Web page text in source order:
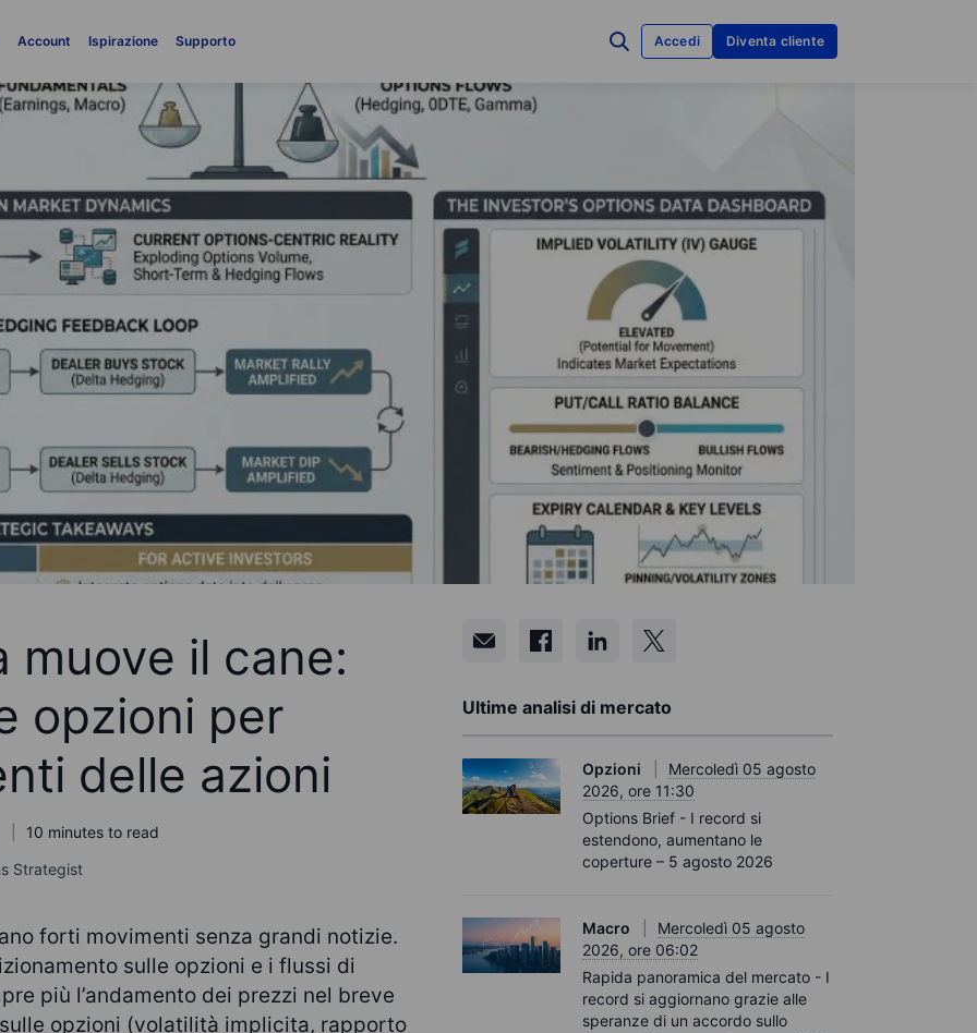
Account Ispirazione Supporto Accedi Diventa cliente
muove il cane:
opzioni per
delle azioni
10 minutes to read
Strategist
forti movimenti senza grandi notizie.
sulle opzioni e i flussi di
più l’andamento dei prezzi nel breve
opzioni (volatilità implicita, rapporto
Ultime analisi di mercato
Opzioni
Mercoledì 05 agosto
2026, ore 11:30
Options Brief - I record si
estendono, aumentano le
coperture – 5 agosto 2026
Macro
Mercoledì 05 agosto
2026, ore 06:02
Rapida panoramica del mercato - I
record si aggiornano grazie alle
speranze di un accordo sullo